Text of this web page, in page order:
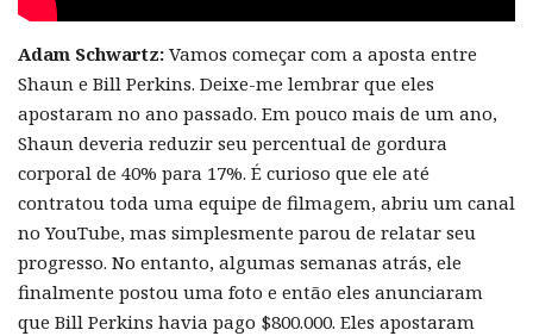
Adam Schwartz: Vamos começar com a aposta entre
Shaun e Bill Perkins. Deixe-me lembrar que eles
apostaram no ano passado. Em pouco mais de um ano,
Shaun deveria reduzir seu percentual de gordura
corporal de 40% para 17%. É curioso que ele até
contratou toda uma equipe de filmagem, abriu um canal
no YouTube, mas simplesmente parou de relatar seu
progresso. No entanto, algumas semanas atrás, ele
finalmente postou uma foto e então eles anunciaram
que Bill Perkins havia pago $800.000. Eles apostaram